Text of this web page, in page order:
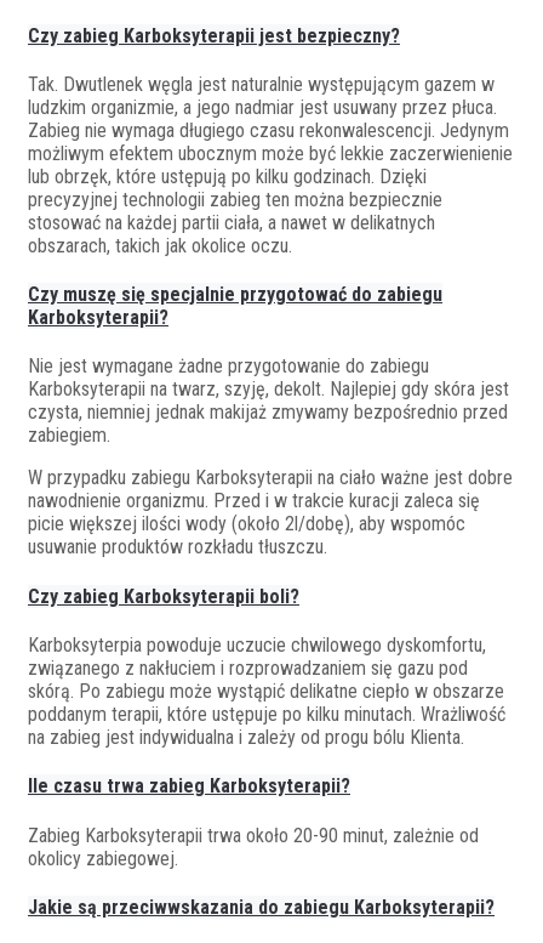
Czy zabieg Karboksyterapii jest bezpieczny?
Tak. Dwutlenek węgla jest naturalnie występującym gazem w
ludzkim organizmie, a jego nadmiar jest usuwany przez płuca.
Zabieg nie wymaga długiego czasu rekonwalescencji. Jedynym
możliwym efektem ubocznym może być lekkie zaczerwienienie
lub obrzęk, które ustępują po kilku godzinach. Dzięki
precyzyjnej technologii zabieg ten można bezpiecznie
stosować na każdej partii ciała, a nawet w delikatnych
obszarach, takich jak okolice oczu.
Czy muszę się specjalnie przygotować do zabiegu
Karboksyterapii?
Nie jest wymagane żadne przygotowanie do zabiegu
Karboksyterapii na twarz, szyję, dekolt. Najlepiej gdy skóra jest
czysta, niemniej jednak makijaż zmywamy bezpośrednio przed
zabiegiem.
W przypadku zabiegu Karboksyterapii na ciało ważne jest dobre
nawodnienie organizmu. Przed i w trakcie kuracji zaleca się
picie większej ilości wody (około 2l/dobę), aby wspomóc
usuwanie produktów rozkładu tłuszczu.
Czy zabieg Karboksyterapii boli?
Karboksyterpia powoduje uczucie chwilowego dyskomfortu,
związanego z nakłuciem i rozprowadzaniem się gazu pod
skórą. Po zabiegu może wystąpić delikatne ciepło w obszarze
poddanym terapii, które ustępuje po kilku minutach. Wrażliwość
na zabieg jest indywidualna i zależy od progu bólu Klienta.
Ile czasu trwa zabieg Karboksyterapii?
Zabieg Karboksyterapii trwa około 20-90 minut, zależnie od
okolicy zabiegowej.
Jakie są przeciwwskazania do zabiegu Karboksyterapii?